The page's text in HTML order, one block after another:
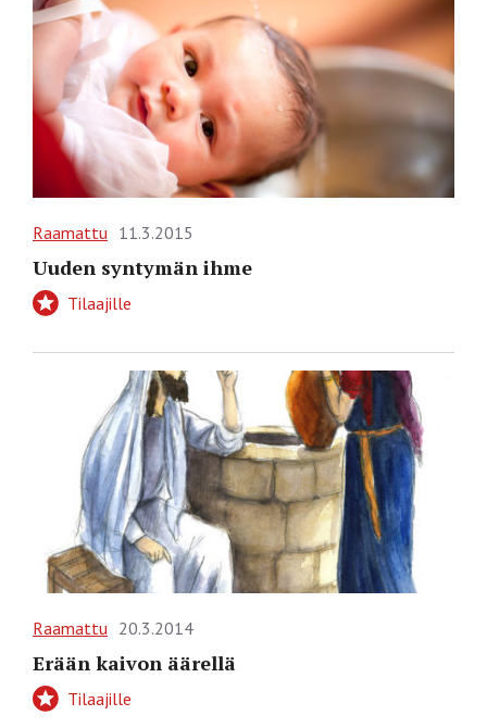
Raamattu 11.3.2015
Uuden syntymän ihme
Tilaajille
Raamattu 20.3.2014
Erään kaivon äärellä
Tilaajille